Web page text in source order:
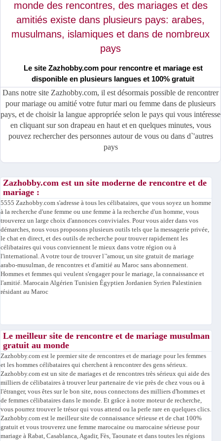
monde des rencontres, des mariages et des
amitiés existe dans plusieurs pays: arabes,
musulmans, islamiques et dans de nombreux
pays
Le site Zazhobby.com pour rencontre et mariage est
disponible en plusieurs langues et 100% gratuit
Dans notre site Zazhobby.com, il est désormais possible de rencontrer
pour mariage ou amitié votre futur mari ou femme dans de plusieurs
pays, et de choisir la langue appropriée selon le pays qui vous intéresse
en cliquant sur son drapeau en haut et en quelques minutes, vous
pouvez rechercher des personnes autour de vous ou dans d`'autres
pays
Zazhobby.com est un site moderne de rencontre et de
mariage :
5555 Zazhobby.com s'adresse à tous les célibataires, que vous soyez un homme
à la recherche d'une femme ou une femme à la recherche d'un homme, vous
trouverez un large choix d'annonces conviviales. Pour vous aider dans vos
démarches, nous vous proposons plusieurs outils tels que la messagerie privée,
le chat en direct, et des outils de recherche pour trouver rapidement les
célibataires qui vous conviennent le mieux dans votre région ou à
l'international. A votre tour de trouver l`'amour, un site gratuit de mariage
arabo-musulman, de rencontres et d'amitié au Maroc sans abonnement.
Hommes et femmes qui veulent s'engager pour le mariage, la connaissance et
l'amitié. Marocain Algérien Tunisien Égyptien Jordanien Syrien Palestinien
résidant au Maroc
Le meilleur site de rencontre et de mariage musulman
gratuit au monde
Zazhobby.com est le premier site de rencontres et de mariage pour les femmes
et les hommes célibataires qui cherchent à rencontrer des gens sérieux.
Zazhobby.com est un site de mariages et de rencontres très sérieux qui aide des
milliers de célibataires à trouver leur partenaire de vie près de chez vous ou à
l'étranger, vous êtes sur le bon site, nous connectons des milliers d'hommes et
de femmes célibataires dans le monde. Et grâce à notre moteur de recherche,
vous pourrez trouver le trésor qui vous attend ou la perle rare en quelques clics.
Zazhobby.com est le meilleur site de connaissance sérieuse et de chat 100%
gratuit et vous trouverez une femme marocaine ou marocaine sérieuse pour
mariage à Rabat, Casablanca, Agadir, Fès, Taounate et dans toutes les régions